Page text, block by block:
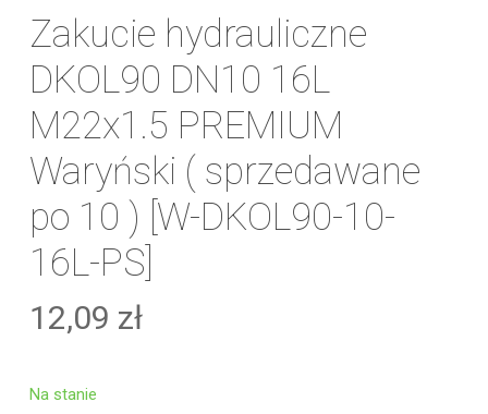
Zakucie hydrauliczne
DKOL90 DN10 16L
M22x1.5 PREMIUM
Waryński ( sprzedawane
po 10 ) [W-DKOL90-10-
16L-PS]
12,09 zł
Na stanie